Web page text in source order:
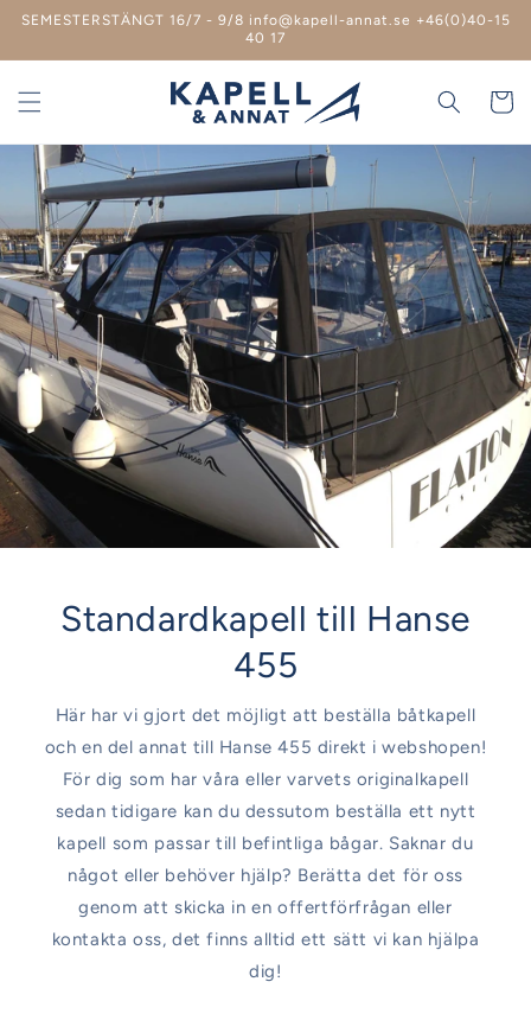
vidare
innehåll
SEMESTERSTÄNGT 16/7 - 9/8 info@kapell-annat.se +46(0)40-15
40 17
Standardkapell till Hanse
455
Här har vi gjort det möjligt att beställa båtkapell
och en del annat till Hanse 455 direkt i webshopen!
För dig som har våra eller varvets originalkapell
sedan tidigare kan du dessutom beställa ett nytt
kapell som passar till befintliga bågar. Saknar du
något eller behöver hjälp? Berätta det för oss
genom att skicka in en offertförfrågan eller
kontakta oss, det finns alltid ett sätt vi kan hjälpa
dig!